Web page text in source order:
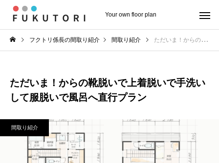
Your own floor plan
フクトリ係長の間取り紹介 間取り紹介 ただいま！からの靴脱いで上着脱いで手洗いして服脱いで風呂へ直行プラン
ただいま！からの靴脱いで上着脱いで手洗い
して服脱いで風呂へ直行プラン
間取り紹介